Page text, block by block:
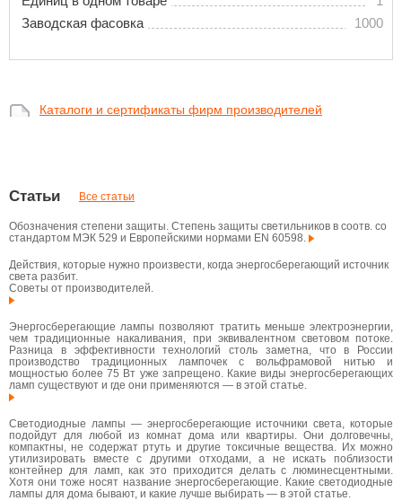
Заводская фасовка
1000
Каталоги и сертификаты фирм производителей
Статьи Все статьи
Обозначения степени защиты. Степень защиты светильников в соотв. со
стандартом МЭК 529 и Европейскими нормами EN 60598.
Действия, которые нужно произвести, когда энергосберегающий источник
света разбит.
Советы от производителей.
Энергосберегающие лампы позволяют тратить меньше электроэнергии,
чем традиционные накаливания, при эквивалентном световом потоке.
Разница в эффективности технологий столь заметна, что в России
производство традиционных лампочек с вольфрамовой нитью и
мощностью более 75 Вт уже запрещено. Какие виды энергосберегающих
ламп существуют и где они применяются — в этой статье.
Светодиодные лампы — энергосберегающие источники света, которые
подойдут для любой из комнат дома или квартиры. Они долговечны,
компактны, не содержат ртуть и другие токсичные вещества. Их можно
утилизировать вместе с другими отходами, а не искать поблизости
контейнер для ламп, как это приходится делать с люминесцентными.
Хотя они тоже носят название энергосберегающие. Какие светодиодные
лампы для дома бывают, и какие лучше выбирать — в этой статье.